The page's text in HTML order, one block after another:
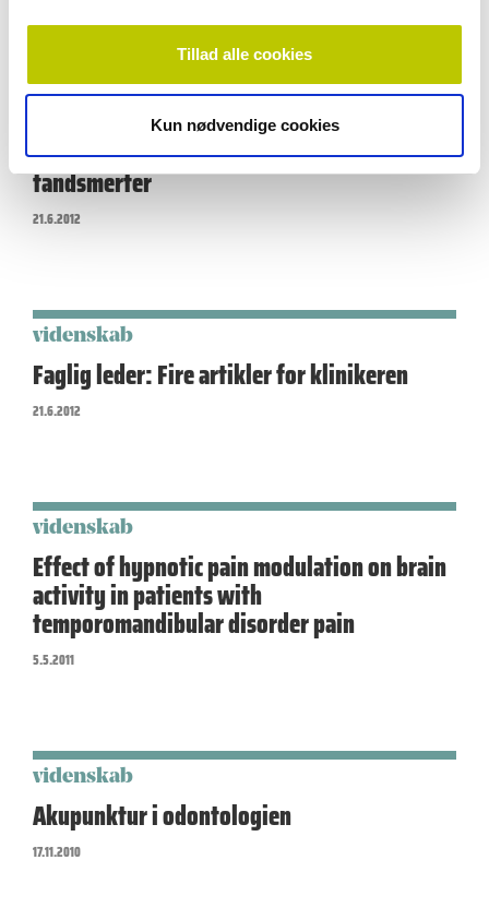
Tillad alle cookies
Kun nødvendige cookies
videnskab
Klyngehovedpine (Hortons hovedpine) –
karakteristik og fællestræk med
tandsmerter
21.6.2012
videnskab
Faglig leder: Fire artikler for klinikeren
21.6.2012
videnskab
Effect of hypnotic pain modulation on brain
activity in patients with
temporomandibular disorder pain
5.5.2011
videnskab
Akupunktur i odontologien
17.11.2010